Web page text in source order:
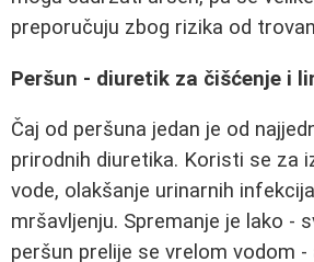
preporučuju zbog rizika od
Peršun - diuretik za čišćenje i
Čaj od peršuna jedan je od
prirodnih diuretika. Koristi se za
vode, olakšanje urinarnih
mršavljenju. Spremanje je lako -
peršun prelije se vrelom vodom -